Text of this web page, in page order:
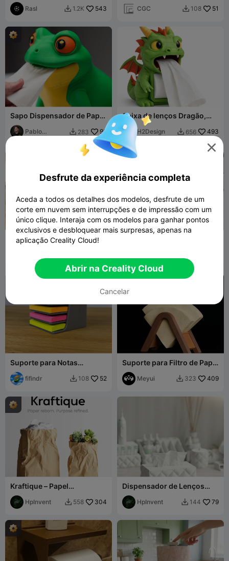
Rasl  1.2K 543 CGC  108 51
Sapo Dispensador de Papel
Higiênico (Rolo interno)
Pablo
 283 99
Caixa de lenços Dragão,
Capa para caixa de papel
higiênico com dispenser
em forma de boca
H2Design  656 493
Suporte de papel toalha
estriado "Forma"
Suporte para Notas
Adesivas / Post-it
fifindr  108 52
Suporte para Filtro de Papel
de Café V60
Meyui  323 409
Kraftique – Papel
renascido. Propósito
refinado.
HpInvent  558 304
Dispensador de Lenços
Retangular (Conjunto de
Banheiro Inflável)
HpInvent  144 79

Desfrute da experiência completa
Aceda a todos os detalhes dos modelos, desfrute de um
corte em nuvem sem interrupções e de impressão com um
único clique. Interaja com os modelos para ganhar pontos
exclusivos e desbloquear mais surpresas, apenas na
aplicação Creality Cloud!
Abrir na Creality Cloud
Cancelar